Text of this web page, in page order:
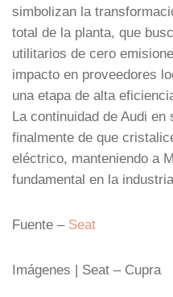
simbolizan la
total de la planta, que
utilitarios de cero
impacto en proveedores
una etapa de alta
La continuidad de Audi en
finalmente de que
eléctrico, manteniendo a
fundamental en la
Fuente – Seat
Imágenes | Seat – Cupra